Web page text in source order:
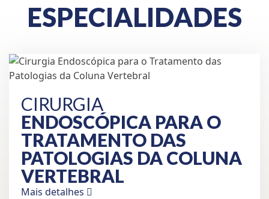
ESPECIALIDADES
CIRURGIA
ENDOSCÓPICA PARA O
TRATAMENTO DAS
PATOLOGIAS DA COLUNA
VERTEBRAL
Mais detalhes